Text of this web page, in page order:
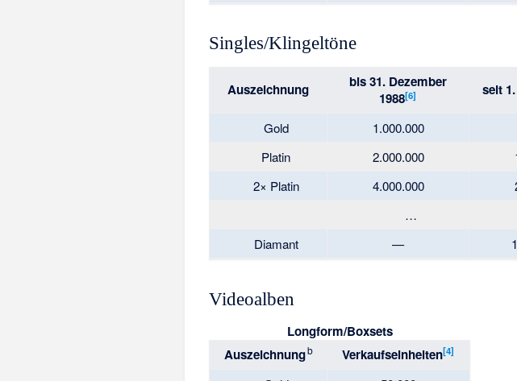
Singles/Klingeltöne
Auszeichnung
bis 31. Dezember
1988[6] seit
Gold 1.000.000
Platin
2.000.000
2× Platin
4.000.000
…
Diamant
—
Videoalben
Longform/Boxsets
Auszeichnungb Verkaufseinheiten[4]